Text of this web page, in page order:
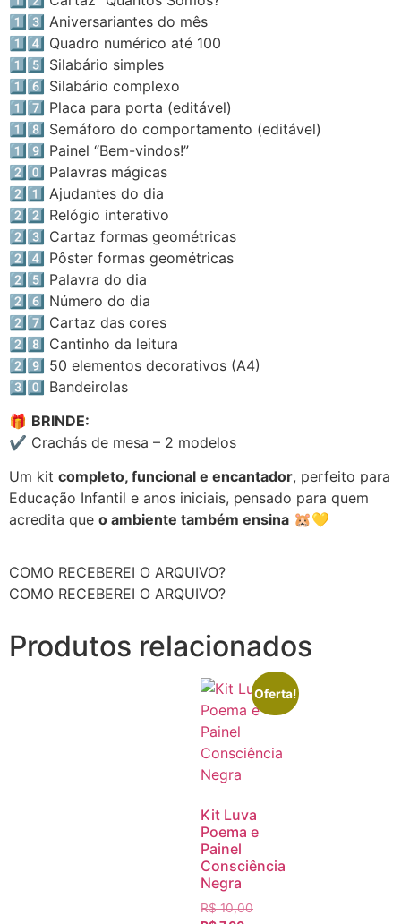
1️⃣3️⃣ Aniversariantes do mês
1️⃣4️⃣ Quadro numérico até 100
1️⃣5️⃣ Silabário simples
1️⃣6️⃣ Silabário complexo
1️⃣7️⃣ Placa para porta (editável)
1️⃣8️⃣ Semáforo do comportamento (editável)
1️⃣9️⃣ Painel “Bem-vindos!”
2️⃣0️⃣ Palavras mágicas
2️⃣1️⃣ Ajudantes do dia
2️⃣2️⃣ Relógio interativo
2️⃣3️⃣ Cartaz formas geométricas
2️⃣4️⃣ Pôster formas geométricas
2️⃣5️⃣ Palavra do dia
2️⃣6️⃣ Número do dia
2️⃣7️⃣ Cartaz das cores
2️⃣8️⃣ Cantinho da leitura
2️⃣9️⃣ 50 elementos decorativos (A4)
3️⃣0️⃣ Bandeirolas
🎁 BRINDE:
✔️ Crachás de mesa – 2 modelos
Um kit completo, funcional e encantador, perfeito para
Educação Infantil e anos iniciais, pensado para quem
acredita que o ambiente também ensina 🐹💛
COMO RECEBEREI O ARQUIVO?
COMO RECEBEREI O ARQUIVO?
Produtos relacionados
Oferta!
Kit Luva
Poema e
Painel
Consciência
Negra
R$10,00